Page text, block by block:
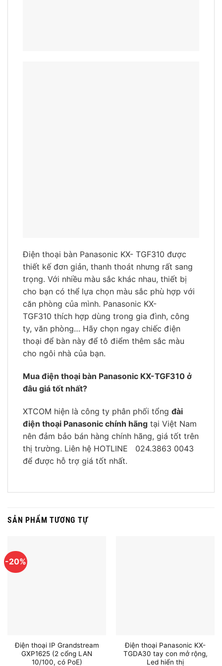
Điện thoại bàn Panasonic KX- TGF310 được
thiết kế đơn giản, thanh thoát nhưng rất sang
trọng. Với nhiều màu sắc khác nhau, thiết bị
cho bạn có thể lựa chọn màu sắc phù hợp với
căn phòng của mình. Panasonic KX-
TGF310 thích hợp dùng trong gia đình, công
ty, văn phòng… Hãy chọn ngay chiếc điện
thoại để bàn này để tô điểm thêm sắc màu
cho ngôi nhà của bạn.
Mua điện thoại bàn Panasonic KX-TGF310 ở
đâu giá tốt nhất?
XTCOM hiện là công ty phân phối tổng đài
điện thoại Panasonic chính hãng tại Việt Nam
nên đảm bảo bán hàng chính hãng, giá tốt trên
thị trường. Liên hệ HOTLINE 024.3863 0043
để được hỗ trợ giá tốt nhất.
SẢN PHẨM TƯƠNG TỰ
-20%
Điện thoại IP Grandstream
GXP1625 (2 cổng LAN
10/100, có PoE)
Điện thoại Panasonic KX-
TGDA30 tay con mở rộng,
Led hiển thị